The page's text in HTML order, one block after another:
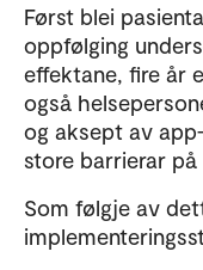
Først blei
oppfølging
effektane, fire år
også
og aksept av
store barrierar på
Som følgje av